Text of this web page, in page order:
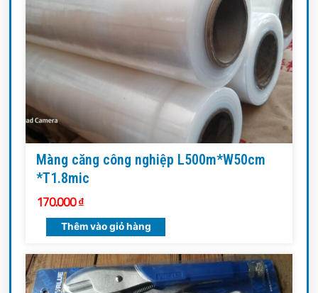
Màng căng công nghiệp L500m*W50cm
*T1.8mic
170.000₫
Thêm vào giỏ hàng